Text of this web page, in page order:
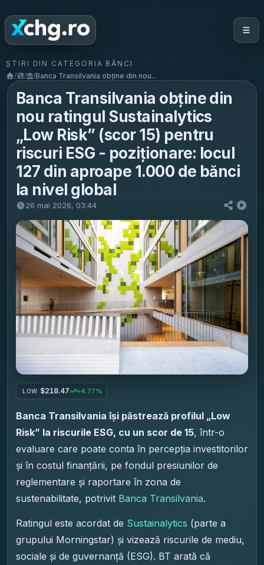
ȘTIRI DIN CATEGORIA BĂNCI
/
/ /Banca Transilvania obține din nou...
Banca Transilvania obține din
nou ratingul Sustainalytics
„Low Risk” (scor 15) pentru
riscuri ESG - poziționare: locul
127 din aproape 1.000 de bănci
la nivel global
26 mai 2026, 03:44
LOW $218.47 +4.77%
Banca Transilvania își păstrează profilul „Low
Risk” la riscurile ESG, cu un scor de 15, într-o
evaluare care poate conta în percepția investitorilor
și în costul finanțării, pe fondul presiunilor de
reglementare și raportare în zona de
sustenabilitate, potrivit Banca Transilvania.
Ratingul este acordat de Sustainalytics (parte a
grupului Morningstar) și vizează riscurile de mediu,
sociale și de guvernanță (ESG). BT arată că